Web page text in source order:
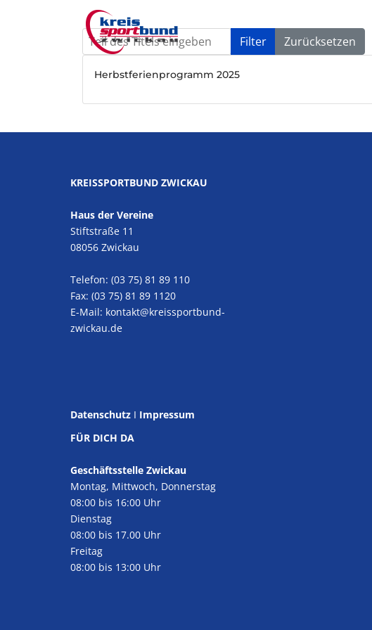
Teil des Titels eingeben Filter Zurücksetzen
Herbstferienprogramm 2025
KREISSPORTBUND ZWICKAU
Haus der Vereine
Stiftstraße 11
08056 Zwickau
Telefon: (03 75) 81 89 110
Fax: (03 75) 81 89 1120
E-Mail: kontakt@kreissportbund-
zwickau.de
Datenschutz I Impressum
FÜR DICH DA
Geschäftsstelle Zwickau
Montag, Mittwoch, Donnerstag
08:00 bis 16:00 Uhr
Dienstag
08:00 bis 17.00 Uhr
Freitag
08:00 bis 13:00 Uhr